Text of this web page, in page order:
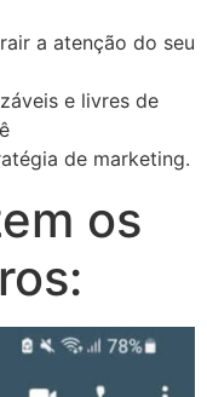
a atenção do seu
e livres de
de marketing.
os